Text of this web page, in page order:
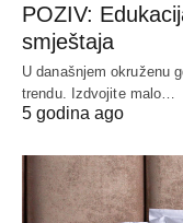
POZIV:
smještaja
U današnjem okruženu
trendu. Izdvojite malo…
5 godina ago